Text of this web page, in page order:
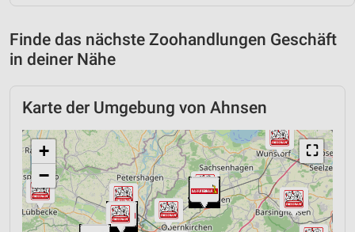
Finde das nächste Zoohandlungen Geschäft
in deiner Nähe
Karte der Umgebung von Ahnsen
⛶
+
−